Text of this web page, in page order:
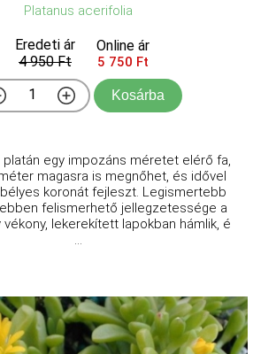
Platanus acerifolia
Eredeti ár
4 950 Ft
Online ár
5 750 Ft
Kosárba
platán egy impozáns méretet elérő fa,
magasra is megnőhet, és idővel
koronát fejleszt. Legismertebb
felismerhető jellegzetessége a
vékony, lekerekített lapokban hámlik, é
...